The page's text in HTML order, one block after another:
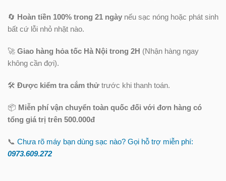
🔄 Hoàn tiền 100% trong 21 ngày nếu sạc nóng hoặc phát sinh
bất cứ lỗi nhỏ nhặt nào.
🚀Giao hàng hỏa tốc Hà Nội trong 2H (Nhận hàng ngay
không cần đợi).
🛠️Được kiểm tra cắm thử trước khi thanh toán.
📦 Miễn phí vận chuyển toàn quốc đối với đơn hàng có
tổng giá trị trên 500.000đ
📞Chưa rõ máy bạn dùng sạc nào? Gọi hỗ trợ miễn phí:
0973.609.272